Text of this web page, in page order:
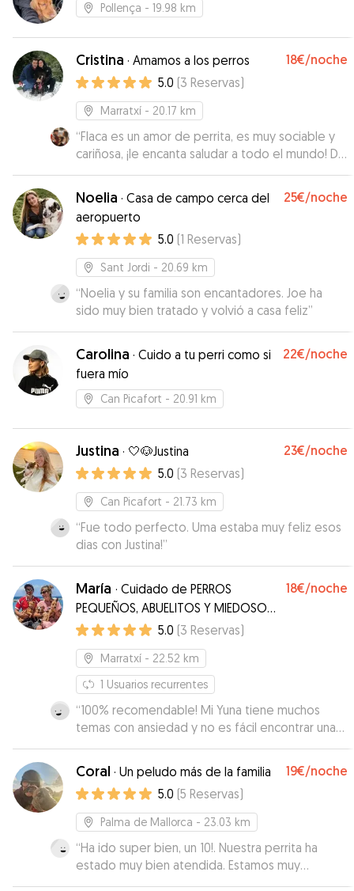
Pollença - 19.98 km
Cristina · Amamos a los perros 18€/noche
5.0 (3 Reservas)
Marratxí - 20.17 km
“Flaca es un amor de perrita, es muy sociable y
cariñosa, ¡le encanta saludar a todo el mundo! Da
gusto poder estar con animales así 🫶🏼 Me ha
encantado conocerla☺️
Noelia · Casa de campo cerca del
aeropuerto
25€/noche
5.0 (1 Reservas)
Sant Jordi - 20.69 km
“Noelia y su familia son encantadores. Joe ha
sido muy bien tratado y volvió a casa feliz”
Carolina · Cuido a tu perri como si
fuera mío
22€/noche
Can Picafort - 20.91 km
Justina · 🤍🐶Justina 23€/noche
5.0 (3 Reservas)
Can Picafort - 21.73 km
“Fue todo perfecto. Uma estaba muy feliz esos
dias con Justina!”
María · Cuidado de PERROS
PEQUEÑOS, ABUELITOS Y MIEDOSOS
en hogar con jardin.
18€/noche
5.0 (3 Reservas)
Marratxí - 22.52 km
1 Usuarios recurrentes
“100% recomendable! Mi Yuna tiene muchos
temas con ansiedad y no es fácil encontrar una
persona con la que se sienta segura. Con Maria y
Javier me he podido relajar completamente, me
han mandado muchas fotos, video y updates.
Yuna estaba disfrutando mucho del jardín que
tienen y le encantaba jugar con Txakoli. Gracias
Maria y Javier por cuidar de mi peque como si
fuera una de los nuestros! Seguro que
volveremos! ”
Coral · Un peludo más de la familia 19€/noche
5.0 (5 Reservas)
Palma de Mallorca - 23.03 km
“Ha ido super bien, un 10!. Nuestra perrita ha
estado muy bien atendida. Estamos muy
contentos y repetiremos jeje”